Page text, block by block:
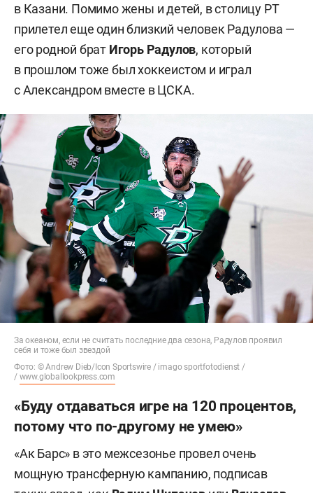
в Казани. Помимо жены и детей, в столицу РТ
прилетел еще один близкий человек Радулова —
его родной брат Игорь Радулов, который
в прошлом тоже был хоккеистом и играл
с Александром вместе в ЦСКА.
За океаном, если не считать последние два сезона, Радулов проявил
себя и тоже был звездой
Фото: © Andrew Dieb/Icon Sportswire / imago sportfotodienst /
/ www.globallookpress.com
«Буду отдаваться игре на 120 процентов,
потому что по-другому не умею»
«Ак Барс» в это межсезонье провел очень
мощную трансферную кампанию, подписав